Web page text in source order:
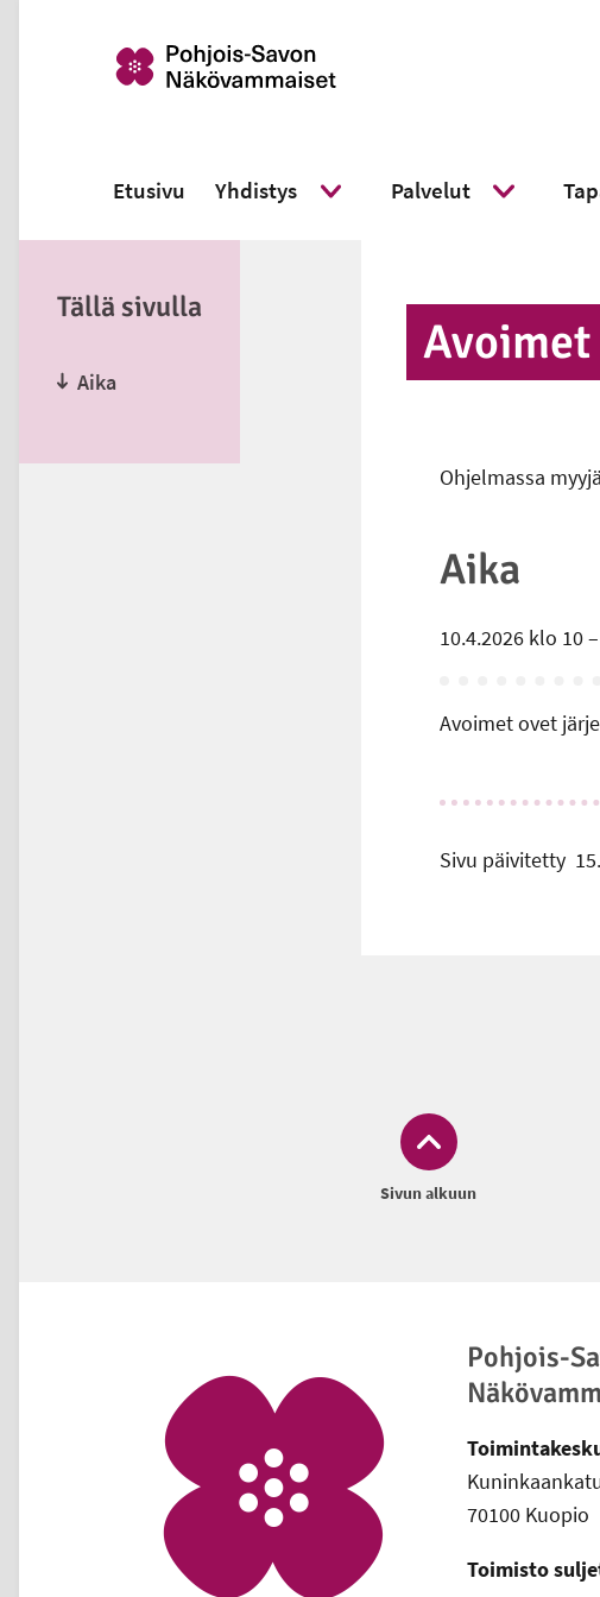
Etusivu Yhdistys Palvelut
Tällä sivulla
Aika
Ohjelmassa
Aika
10.4.2026 klo 10
Avoimet ovet
Sivu päivitetty
Sivun alkuun
Pohjois-
70100 Kuopio
Toimisto